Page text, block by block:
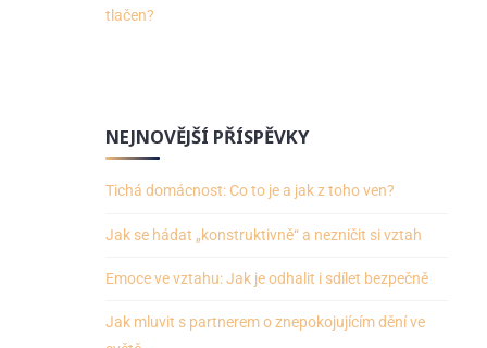
tlačen?
NEJNOVĚJŠÍ PŘÍSPĚVKY
Tichá domácnost: Co to je a jak z toho ven?
Jak se hádat „konstruktivně“ a nezničit si vztah
Emoce ve vztahu: Jak je odhalit i sdílet bezpečně
Jak mluvit s partnerem o znepokojujícím dění ve